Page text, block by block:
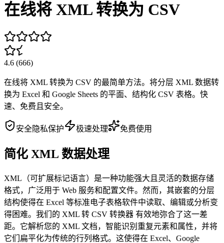
在线将 XML 转换为 CSV
4.6 (666)
在线将 XML 转换为 CSV 的最简单方法。将分层 XML 数据转
换为 Excel 和 Google Sheets 的平面、结构化 CSV 表格。快
速、免费且安全。
安全隐私保护 极速处理 免费使用
简化 XML 数据处理
XML（可扩展标记语言）是一种功能强大且灵活的数据存储
格式，广泛用于 Web 服务和配置文件。然而，其嵌套的分层
结构使得在 Excel 等标准电子表格软件中读取、编辑或分析变
得困难。我们的 XML 转 CSV 转换器 有效地弥合了这一差
距。它解析您的 XML 文档，智能识别重复元素和属性，并将
它们扁平化为传统的行列格式。这使得在 Excel、Google